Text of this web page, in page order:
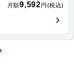
月額9,592 円(税込)